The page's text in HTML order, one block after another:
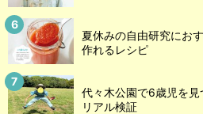
夏休みの自由研究にお
作れるレシピ
代々木公園で6歳児を見
リアル検証